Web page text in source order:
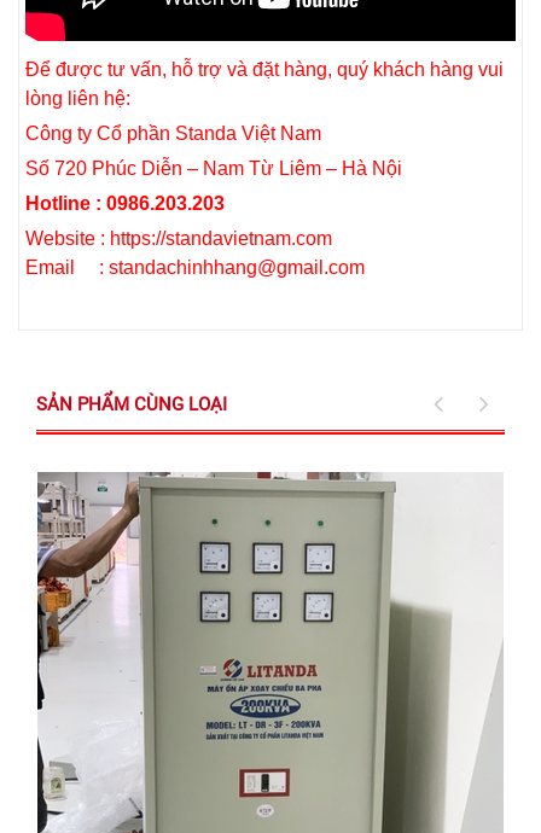
Để được tư vấn, hỗ trợ và đặt hàng, quý khách hàng vui
lòng liên hệ:
Công ty Cổ phần Standa Việt Nam
Số 720 Phúc Diễn – Nam Từ Liêm – Hà Nội
Hotline : 0986.203.203
Website : https://standavietnam.com
Email : standachinhhang@gmail.com
SẢN PHẨM CÙNG LOẠI